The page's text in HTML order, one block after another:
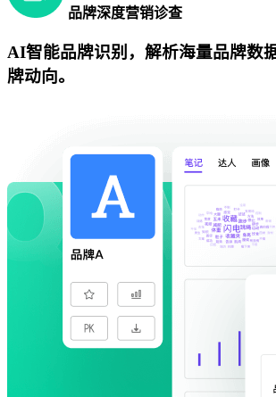
品牌深度营销诊查
AI智能品牌识别，解析海量品牌数
牌动向。